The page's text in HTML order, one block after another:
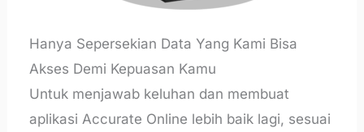
Hanya Sepersekian Data Yang Kami Bisa
Akses Demi Kepuasan Kamu
Untuk menjawab keluhan dan membuat
aplikasi Accurate Online lebih baik lagi, sesuai